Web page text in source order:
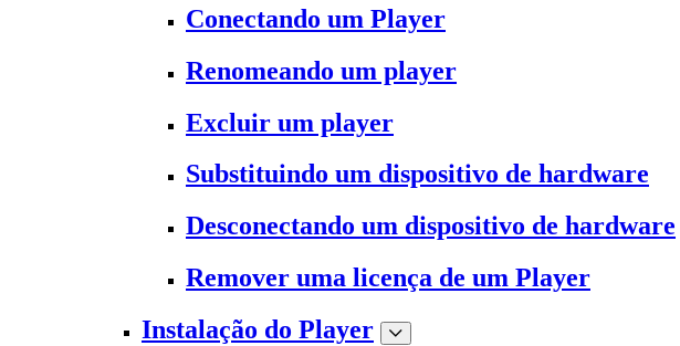
Conectando um Player
Renomeando um player
Excluir um player
Substituindo um dispositivo de hardware
Desconectando um dispositivo de hardware
Remover uma licença de um Player
Instalação do Player